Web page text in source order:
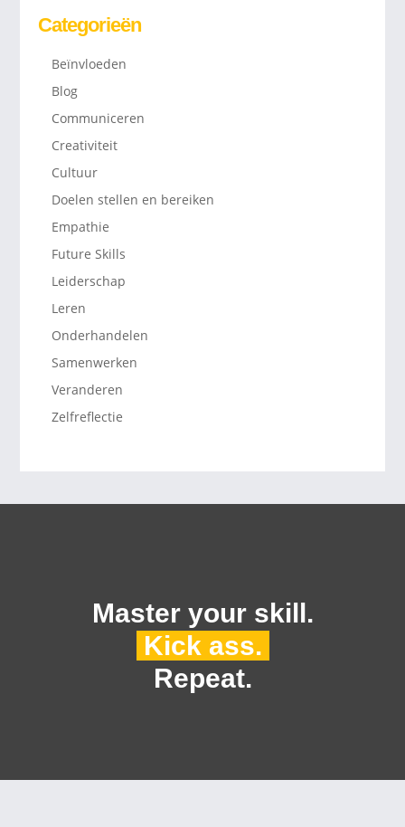
Categorieën
Beïnvloeden
Blog
Communiceren
Creativiteit
Cultuur
Doelen stellen en bereiken
Empathie
Future Skills
Leiderschap
Leren
Onderhandelen
Samenwerken
Veranderen
Zelfreflectie
Master your skill.
Kick ass.
Repeat.